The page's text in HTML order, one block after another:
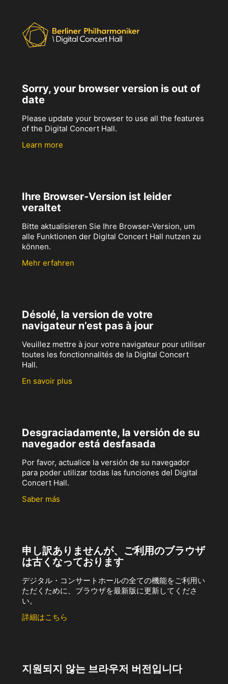
Sorry, your browser version is out of
date
Please update your browser to use all the features
of the Digital Concert Hall.
Learn more
Ihre Browser-Version ist leider
veraltet
Bitte aktualisieren Sie Ihre Browser-Version, um
alle Funktionen der Digital Concert Hall nutzen zu
können.
Mehr erfahren
Désolé, la version de votre
navigateur n’est pas à jour
Veuillez mettre à jour votre navigateur pour utiliser
toutes les fonctionnalités de la Digital Concert
Hall.
En savoir plus
Desgraciadamente, la versión de su
navegador está desfasada
Por favor, actualice la versión de su navegador
para poder utilizar todas las funciones del Digital
Concert Hall.
Saber más
申し訳ありませんが、ご利用のブラウザ
は古くなっております
デジタル・コンサートホールの全ての機能をご利用い
ただくために、ブラウザを最新版に更新してくださ
い。
詳細はこちら
지원되지 않는 브라우저 버전입니다